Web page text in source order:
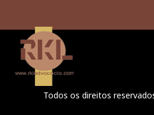
Todos os direitos